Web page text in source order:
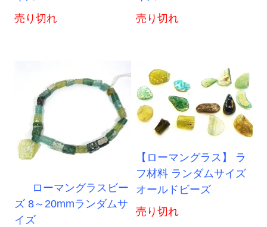
売り切れ
売り切れ
ローマングラスビー
ズ 8～20mmランダムサ
イズ
【ローマングラス】 ラ
フ材料 ランダムサイズ
オールドビーズ
売り切れ